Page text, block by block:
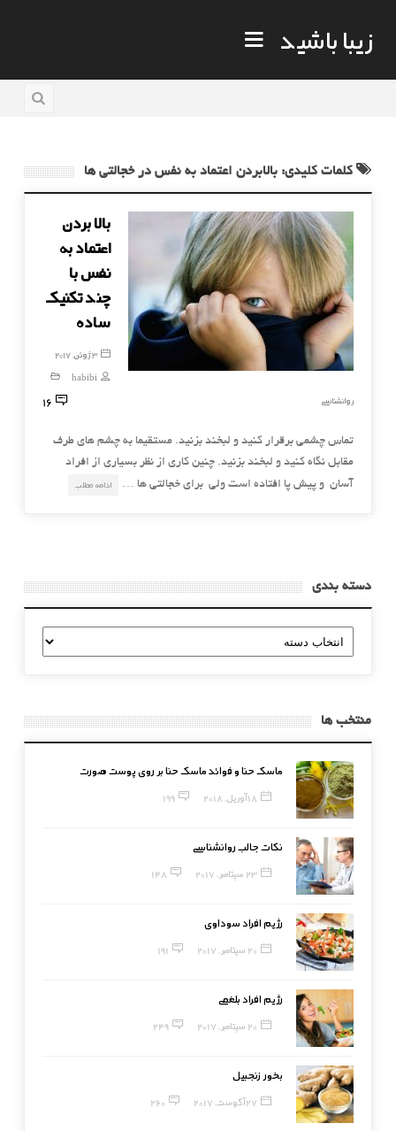
زیبا باشید
کلمات کلیدی: بالابردن اعتماد به نفس در خجالتی ها
بالا بردن
اعتماد به
نفس با
چند تکنیک
ساده
3 ژوئن, 2017
habibi
روانشناسی
16
تماس چشمي برقرار کنيد و لبخند بزنيد. مستقيما به چشم هاي طرف
مقابل نگاه کنيد و لبخند بزنيد. چنين کاري از نظر بسياري از افراد
آسان و پيش پا افتاده است ولي براي خجالتي ها …
ادامه مطلب
دسته بندی
دسته
بندی
منتخب ها
ماسک حنا و فوائد ماسک حنا بر روی پوست صورت
18 آوریل, 2018 199
نکات جالب روانشناسی
23 سپتامبر, 2017 148
رژیم افراد سوداوی
20 سپتامبر, 2017 191
رژیم افراد بلغمی
20 سپتامبر, 2017 249
بخور زنجبیل
27 آگوست, 2017 260